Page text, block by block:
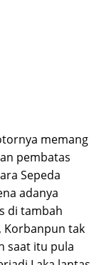
memang
pembatas
Sepeda
adanya
di tambah
Korbanpun tak
saat itu pula